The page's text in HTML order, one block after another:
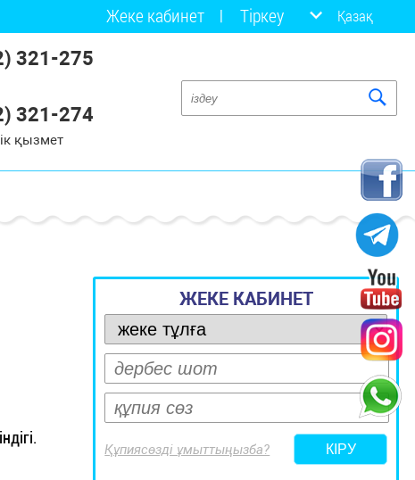
Жеке кабинет Тіркеу Қазақ
321-275
321-274
қызмет
ЖЕКЕ КАБИНЕТ
Құпиясөзді ұмыттыңызба?